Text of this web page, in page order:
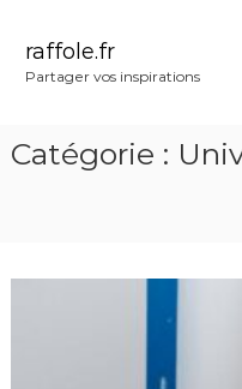
raffole.fr
Partager vos inspirations
Catégorie :